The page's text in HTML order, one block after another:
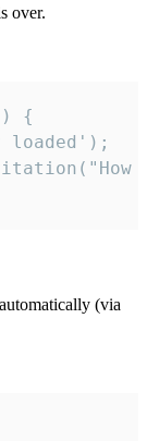
over.
{
loaded');
(via